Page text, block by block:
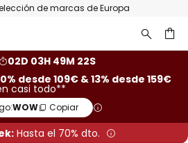
gratis en un plazo de 50 días
02D 03H 49M 20S
desde 109€ & 13% desde 159€
casi todo**
WOW Copiar
Hasta el 70% dto.